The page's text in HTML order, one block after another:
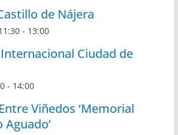
de Nájera
- 13:00
Ciudad de
- 14:00
Viñedos ‘Memorial
Aguado’